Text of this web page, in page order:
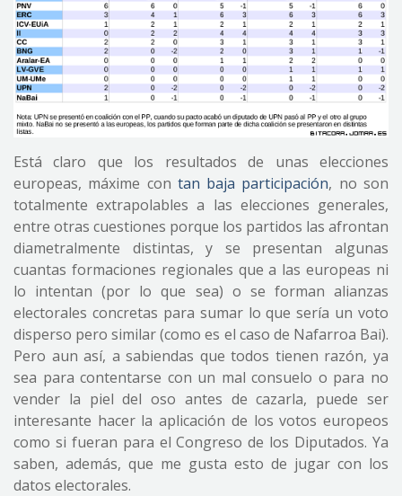
Está claro que los resultados de unas elecciones
europeas, máxime con tan baja participación, no son
totalmente extrapolables a las elecciones generales,
entre otras cuestiones porque los partidos las afrontan
diametralmente distintas, y se presentan algunas
cuantas formaciones regionales que a las europeas ni
lo intentan (por lo que sea) o se forman alianzas
electorales concretas para sumar lo que sería un voto
disperso pero similar (como es el caso de Nafarroa Bai).
Pero aun así, a sabiendas que todos tienen razón, ya
sea para contentarse con un mal consuelo o para no
vender la piel del oso antes de cazarla, puede ser
interesante hacer la aplicación de los votos europeos
como si fueran para el Congreso de los Diputados. Ya
saben, además, que me gusta esto de jugar con los
datos electorales.